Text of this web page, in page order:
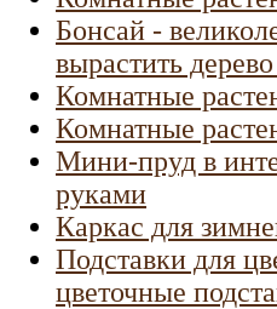
Бонсай -
вырастить
Комнатные
Комнатные
Мини-пруд в
руками
Каркас для
Подставки для
цветочные